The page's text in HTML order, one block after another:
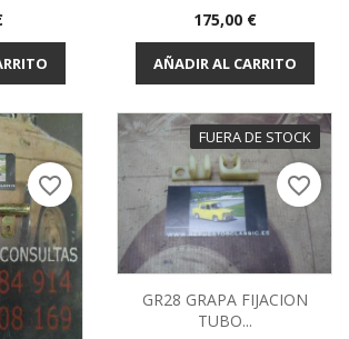
Precio
175,00 €
AÑADIR AL CARRITO
favorite_border
FUERA DE STOCK
GR28 GRAPA FIJACION
TUBO...
favorite_border